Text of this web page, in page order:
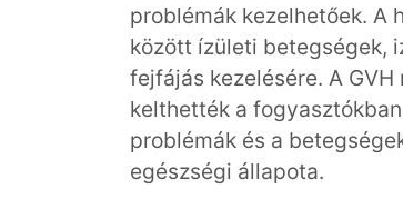
problémák kezelhetőek. A
között ízületi betegségek,
fejfájás kezelésére. A
kelthették a
problémák és a
egészségi állapota.